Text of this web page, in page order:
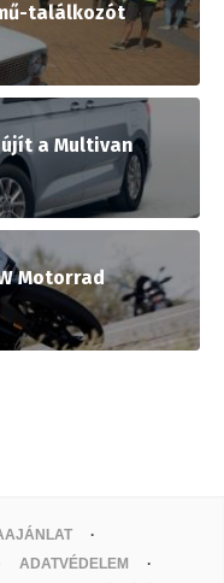
találkozót
a Multivan
Motorrad
ADATVÉDELEM